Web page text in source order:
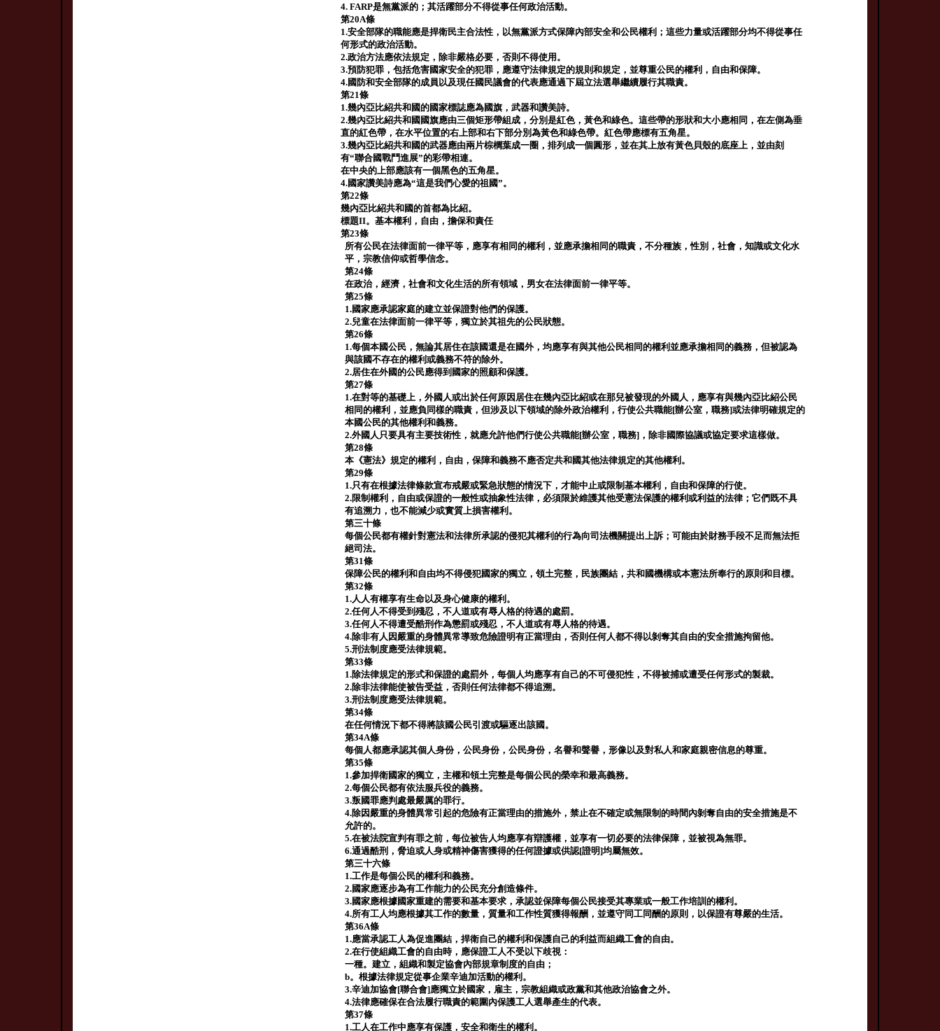
4. FARP是無黨派的；其活躍部分不得從事任何政治活動。
第20A條
1.安全部隊的職能應是捍衛民主合法性，以無黨派方式保障內部安全和公民權利；這些力量或活躍部分均不得從事任
何形式的政治活動。
2.政治方法應依法規定，除非嚴格必要，否則不得使用。
3.預防犯罪，包括危害國家安全的犯罪，應遵守法律規定的規則和規定，並尊重公民的權利，自由和保障。
4.國防和安全部隊的成員以及現任國民議會的代表應通過下屆立法選舉繼續履行其職責。
第21條
1.幾內亞比紹共和國的國家標誌應為國旗，武器和讚美詩。
2.幾內亞比紹共和國國旗應由三個矩形帶組成，分別是紅色，黃色和綠色。這些帶的形狀和大小應相同，在左側為垂
直的紅色帶，在水平位置的右上部和右下部分別為黃色和綠色帶。紅色帶應標有五角星。
3.幾內亞比紹共和國的武器應由兩片棕櫚葉成一圈，排列成一個圓形，並在其上放有黃色貝殼的底座上，並由刻
有“聯合國戰鬥進展”的彩帶相連。
在中央的上部應該有一個黑色的五角星。
4.國家讚美詩應為“這是我們心愛的祖國”。
第22條
幾內亞比紹共和國的首都為比紹。
標題II。基本權利，自由，擔保和責任
第23條
所有公民在法律面前一律平等，應享有相同的權利，並應承擔相同的職責，不分種族，性別，社會，知識或文化水
平，宗教信仰或哲學信念。
第24條
在政治，經濟，社會和文化生活的所有領域，男女在法律面前一律平等。
第25條
1.國家應承認家庭的建立並保證對他們的保護。
2.兒童在法律面前一律平等，獨立於其祖先的公民狀態。
第26條
1.每個本國公民，無論其居住在該國還是在國外，均應享有與其他公民相同的權利並應承擔相同的義務，但被認為
與該國不存在的權利或義務不符的除外。
2.居住在外國的公民應得到國家的照顧和保護。
第27條
1.在對等的基礎上，外國人或出於任何原因居住在幾內亞比紹或在那兒被發現的外國人，應享有與幾內亞比紹公民
相同的權利，並應負同樣的職責，但涉及以下領域的除外政治權利，行使公共職能[辦公室，職務]或法律明確規定的
本國公民的其他權利和義務。
2.外國人只要具有主要技術性，就應允許他們行使公共職能[辦公室，職務]，除非國際協議或協定要求這樣做。
第28條
本《憲法》規定的權利，自由，保障和義務不應否定共和國其他法律規定的其他權利。
第29條
1.只有在根據法律條款宣布戒嚴或緊急狀態的情況下，才能中止或限制基本權利，自由和保障的行使。
2.限制權利，自由或保證的一般性或抽象性法律，必須限於維護其他受憲法保護的權利或利益的法律；它們既不具
有追溯力，也不能減少或實質上損害權利。
第三十條
每個公民都有權針對憲法和法律所承認的侵犯其權利的行為向司法機關提出上訴；可能由於財務手段不足而無法拒
絕司法。
第31條
保障公民的權利和自由均不得侵犯國家的獨立，領土完整，民族團結，共和國機構或本憲法所奉行的原則和目標。
第32條
1.人人有權享有生命以及身心健康的權利。
2.任何人不得受到殘忍，不人道或有辱人格的待遇的處罰。
3.任何人不得遭受酷刑作為懲罰或殘忍，不人道或有辱人格的待遇。
4.除非有人因嚴重的身體異常導致危險證明有正當理由，否則任何人都不得以剝奪其自由的安全措施拘留他。
5.刑法制度應受法律規範。
第33條
1.除法律規定的形式和保證的處罰外，每個人均應享有自己的不可侵犯性，不得被捕或遭受任何形式的製裁。
2.除非法律能使被告受益，否則任何法律都不得追溯。
3.刑法制度應受法律規範。
第34條
在任何情況下都不得將該國公民引渡或驅逐出該國。
第34A條
每個人都應承認其個人身份，公民身份，公民身份，名譽和聲譽，形像以及對私人和家庭親密信息的尊重。
第35條
1.參加捍衛國家的獨立，主權和領土完整是每個公民的榮幸和最高義務。
2.每個公民都有依法服兵役的義務。
3.叛國罪應判處最嚴厲的罪行。
4.除因嚴重的身體異常引起的危險有正當理由的措施外，禁止在不確定或無限制的時間內剝奪自由的安全措施是不
允許的。
5.在被法院宣判有罪之前，每位被告人均應享有辯護權，並享有一切必要的法律保障，並被視為無罪。
6.通過酷刑，脅迫或人身或精神傷害獲得的任何證據或供認[證明]均屬無效。
第三十六條
1.工作是每個公民的權利和義務。
2.國家應逐步為有工作能力的公民充分創造條件。
3.國家應根據國家重建的需要和基本要求，承認並保障每個公民接受其專業或一般工作培訓的權利。
4.所有工人均應根據其工作的數量，質量和工作性質獲得報酬，並遵守同工同酬的原則，以保證有尊嚴的生活。
第36A條
1.應當承認工人為促進團結，捍衛自己的權利和保護自己的利益而組織工會的自由。
2.在行使組織工會的自由時，應保證工人不受以下歧視：
一種。建立，組織和製定協會內部規章制度的自由；
b。根據法律規定從事企業辛迪加活動的權利。
3.辛迪加協會[聯合會]應獨立於國家，雇主，宗教組織或政黨和其他政治協會之外。
4.法律應確保在合法履行職責的範圍內保護工人選舉產生的代表。
第37條
1.工人在工作中應享有保護，安全和衛生的權利。